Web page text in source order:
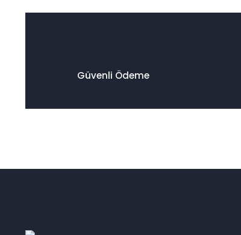
Ürün fiyatı diğer sitelerden daha pahalı.
Güvenli Ödeme